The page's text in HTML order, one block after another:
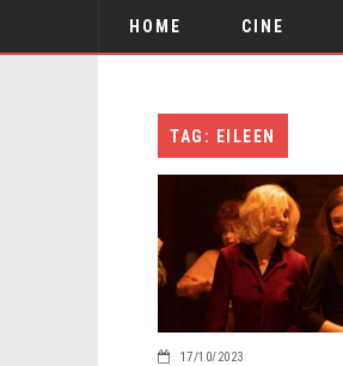
HOME CINE
TAG: EILEEN
17/10/2023